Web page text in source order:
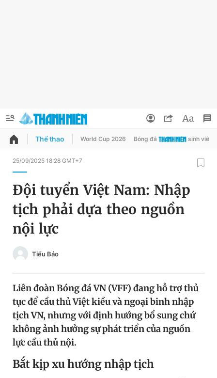
QUẢNG CÁO ĐẶT BÁO
Chuyên mục
Chuyên mục khác
Chào ngày mới
Video Magazine
Sản phẩm khác
Tiện ích Bạn cần biết
Đổi mật khẩu
Tin đã lưu
Tin đã xem
Thể thao World Cup 2026 Bóng đá sinh viên
25/09/2025 18:28 GMT+7
Đội tuyển Việt Nam: Nhập
tịch phải dựa theo nguồn
nội lực
Tiểu Bảo
Liên đoàn Bóng đá VN (VFF) đang hỗ trợ thủ
tục để cầu thủ Việt kiều và ngoại binh nhập
tịch VN, nhưng với định hướng bổ sung chứ
không ảnh hưởng sự phát triển của nguồn
lực cầu thủ nội.
Bắt kịp xu hướng nhập tịch